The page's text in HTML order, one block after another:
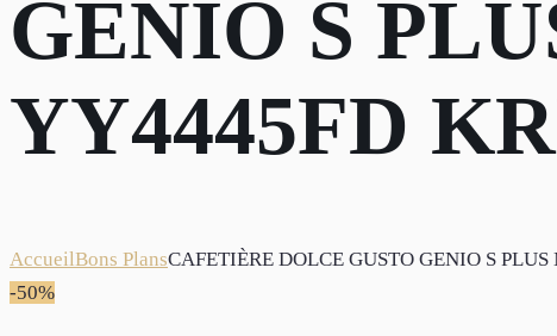
GENIO S
YY4445FD
AccueilBons PlansCAFETIÈRE DOLCE GUSTO GENIO S
-50%